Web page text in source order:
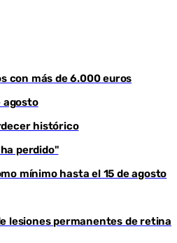
con más de 6.000 euros
agosto
histórico
perdido"
mínimo hasta el 15 de agosto
lesiones permanentes de retina